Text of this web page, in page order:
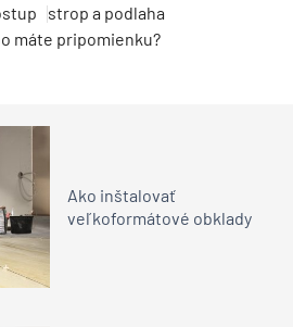
strop a podlaha
máte pripomienku?
Ako inštalovať
veľkoformátové obklady